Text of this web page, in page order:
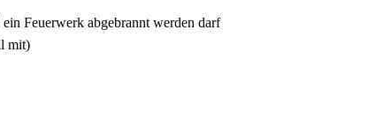
Feuerwerk abgebrannt werden darf
mit)